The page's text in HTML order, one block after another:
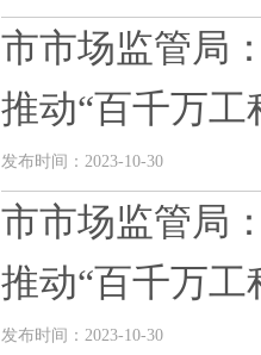
市市场监管局
推动“百千万工
发布时间：2023-10-30
市市场监管局
推动“百千万工
发布时间：2023-10-30